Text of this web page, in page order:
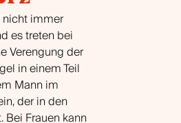
nicht immer
es treten bei
Verengung der
in einem Teil
Mann im
der in den
Bei Frauen kann